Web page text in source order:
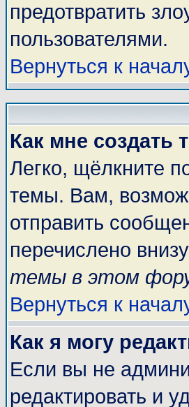
предотвратить
пользователями.
Вернуться к
Как мне создать
Легко, щёлкните
темы. Вам,
отправить
перечислено
темы в этом
Вернуться к
Как я могу
Если вы не
редактировать и